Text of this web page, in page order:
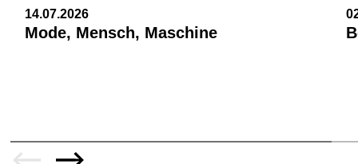
14.07.2026
Mode, Mensch, Maschine